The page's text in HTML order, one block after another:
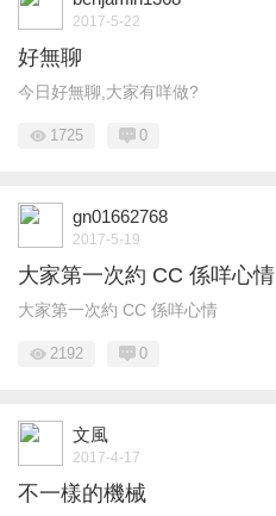
2017-5-22
好無聊
今日好無聊,大家有咩做?
1725 0
gn01662768
2017-5-19
大家第一次約 CC 係咩心情
大家第一次約 CC 係咩心情
2192 0
文風
2017-4-17
不一樣的機械